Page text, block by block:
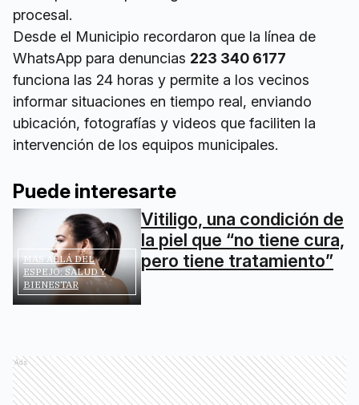
procesal.
Desde el Municipio recordaron que la línea de
WhatsApp para denuncias 223 340 6177
funciona las 24 horas y permite a los vecinos
informar situaciones en tiempo real, enviando
ubicación, fotografías y videos que faciliten la
intervención de los equipos municipales.
Puede interesarte
MÁS ALLÁ DEL
ESPEJO: SALUD Y
BIENESTAR
Vitiligo, una condición de
la piel que “no tiene cura,
pero tiene tratamiento”
Ads